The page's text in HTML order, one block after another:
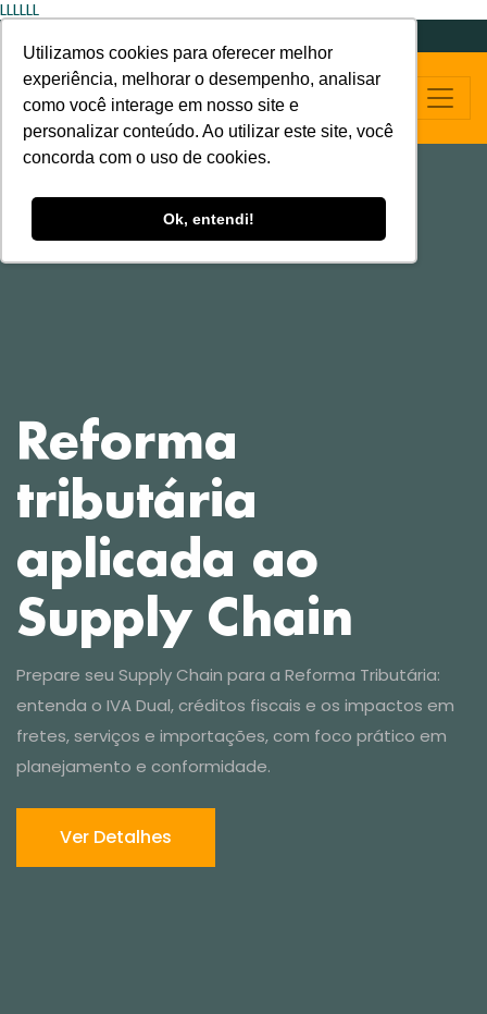
Utilizamos cookies para oferecer melhor
experiência, melhorar o desempenho, analisar
como você interage em nosso site e
personalizar conteúdo. Ao utilizar este site, você
concorda com o uso de cookies.
Ok, entendi!
LLLLLL